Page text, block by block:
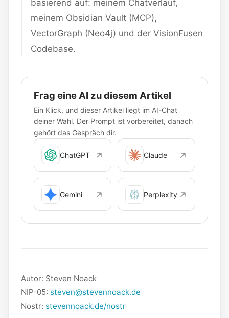
basierend auf: meinem Chatverlauf,
meinem Obsidian Vault (MCP),
VectorGraph (Neo4j) und der VisionFusen
Codebase.
Frag eine AI zu diesem Artikel
Ein Klick, und dieser Artikel liegt im AI-Chat
deiner Wahl. Der Prompt ist vorbereitet, danach
gehört das Gespräch dir.
ChatGPT Claude
Gemini Perplexity
Autor: Steven Noack
NIP-05: steven@stevennoack.de
Nostr: stevennoack.de/nostr